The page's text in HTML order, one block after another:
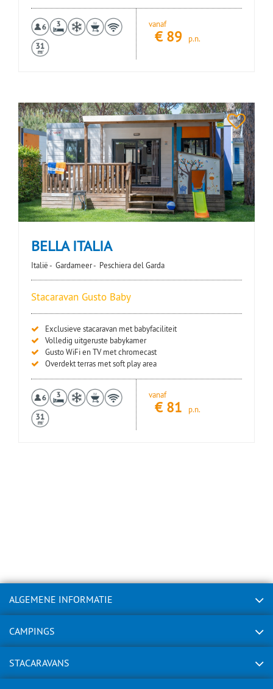
vanaf
€ 89 p.n.
BELLA ITALIA
Italië - Gardameer - Peschiera del Garda
Stacaravan Gusto Baby
Exclusieve stacaravan met babyfaciliteit
Volledig uitgeruste babykamer
Gusto WiFi en TV met chromecast
Overdekt terras met soft play area
vanaf
€ 81 p.n.
ALGEMENE INFORMATIE
CAMPINGS
STACARAVANS